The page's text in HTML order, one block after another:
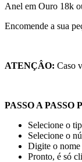
Anel em Ouro 18k
Encomende a sua
ATENÇÂO: Caso
PASSO A PASSO
Selecione o
Selecione o
Digite o nome
Pronto, é só